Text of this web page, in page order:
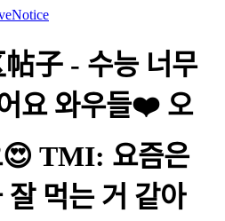
Notice
子 - 수능 너무
요 와우들❤️ 오
😍 TMI: 요즘은
잘 먹는 거 같아